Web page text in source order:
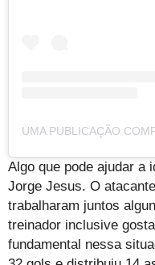
Algo que pode ajudar a
Jorge Jesus. O
trabalharam juntos
treinador inclusive
fundamental nessa